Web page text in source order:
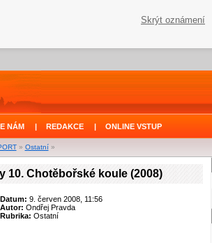
Skrýt oznámení
NÁM | REDAKCE | ONLINE VSTUP
» Ostatní»
10. Chotěbořské koule (2008)
Datum: 9. červen 2008, 11:56
Autor: Ondřej Pravda
Rubrika: Ostatní